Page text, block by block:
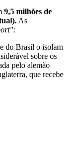
9,5 milhões de
As
do Brasil o isolam
sobre os
pelo alemão
que recebe